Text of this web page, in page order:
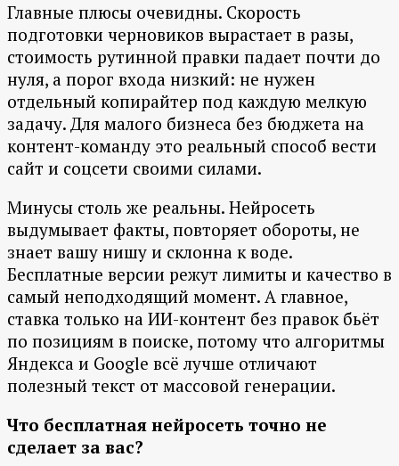
Главные плюсы очевидны. Скорость
подготовки черновиков вырастает в разы,
стоимость рутинной правки падает почти до
нуля, а порог входа низкий: не нужен
отдельный копирайтер под каждую мелкую
задачу. Для малого бизнеса без бюджета на
контент-команду это реальный способ вести
сайт и соцсети своими силами.
Минусы столь же реальны. Нейросеть
выдумывает факты, повторяет обороты, не
знает вашу нишу и склонна к воде.
Бесплатные версии режут лимиты и качество в
самый неподходящий момент. А главное,
ставка только на ИИ-контент без правок бьёт
по позициям в поиске, потому что алгоритмы
Яндекса и Google всё лучше отличают
полезный текст от массовой генерации.
Что бесплатная нейросеть точно не
сделает за вас?